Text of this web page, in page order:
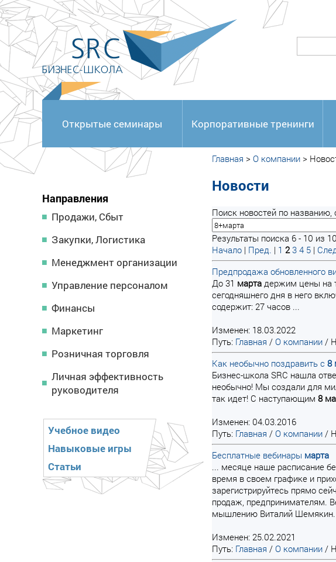
<
Открытые семинары Корпоративные тренинги
Направления
Продажи, Сбыт
Закупки, Логистика
Менеджмент организации
Управление персоналом
Финансы
Маркетинг
Розничная торговля
Личная эффективность
руководителя
Учебное видео
Навыковые игры
Статьи
Главная > О компании >
Новости
Поиск новостей по
Результаты поиска 6 - 10 из
Начало | Пред. | 1 2 3 4 5 |
Предпродажа обновленного
До 31 марта держим цены на
сегодняшнего дня в него
содержит: 27 часов ...
Изменен: 18.03.2022
Путь: Главная / О компании /
Как необычно поздравить с 8
Бизнес-школа SRC нашла
необычно! Мы создали для
так идет! С наступающим 8
Изменен: 04.03.2016
Путь: Главная / О компании /
Бесплатные вебинары марта
... месяце наше расписание
время в своем графике и
зарегистрируйтесь прямо
продаж, предпринимателям.
мышлению Виталий Шемякин.
Изменен: 25.02.2021
Путь: Главная / О компании /